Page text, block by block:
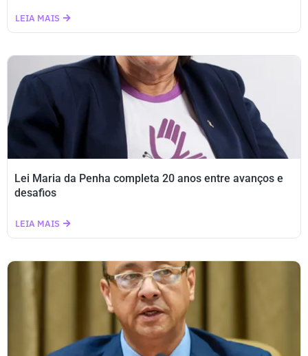
LEIA MAIS
Lei Maria da Penha completa 20 anos entre avanços e
desafios
LEIA MAIS